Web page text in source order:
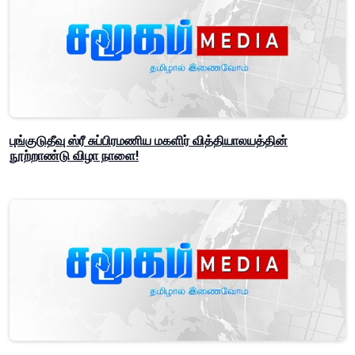
புங்குடுதீவு ஸ்ரீ சுப்பிரமணிய மகளிர் வித்தியாலயத்தின்
நூற்றாண்டு விழா நாளை!